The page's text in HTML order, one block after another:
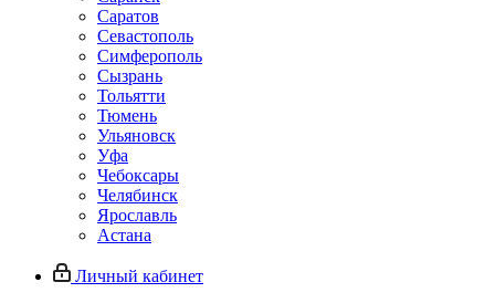
Саратов
Севастополь
Симферополь
Сызрань
Тольятти
Тюмень
Ульяновск
Уфа
Чебоксары
Челябинск
Ярославль
Астана
Личный кабинет